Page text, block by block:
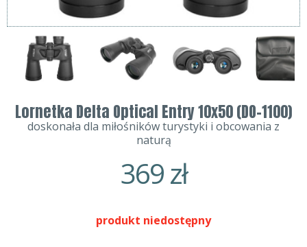
Lornetka Delta Optical Entry 10x50 (DO-1100)
doskonała dla miłośników turystyki i obcowania z
naturą
369zł
produkt niedostępny